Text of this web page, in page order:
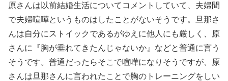
原さんは以前結婚生活についてコメントしていて、夫婦間
で夫婦喧嘩というものはしたことがないそうです。旦那さ
んは自分にストイックであるがゆえに他人にも厳しく、原
さんに『胸が垂れてきたんじゃないか』などと普通に言う
そうです。普通だったらそこで喧嘩になりそうですが、原
さんは旦那さんに言われたことで胸のトレーニングをしい